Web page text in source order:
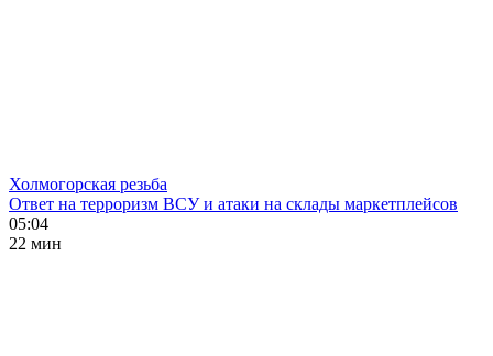
Холмогорская резьба
Ответ на терроризм ВСУ и атаки на склады маркетплейсов
05:04
22 мин